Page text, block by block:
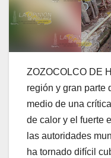
ZOZOCOLCO DE
región y gran parte
medio de una
de calor y el fuerte
las autoridades
ha tornado difícil